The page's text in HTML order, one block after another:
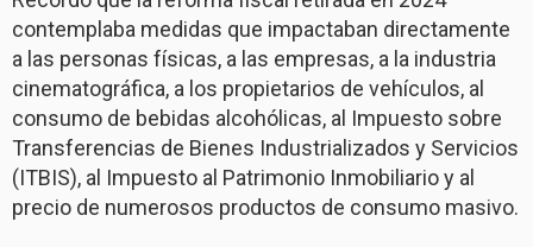
contemplaba medidas que impactaban directamente
a las personas físicas, a las empresas, a la industria
cinematográfica, a los propietarios de vehículos, al
consumo de bebidas alcohólicas, al Impuesto sobre
Transferencias de Bienes Industrializados y Servicios
(ITBIS), al Impuesto al Patrimonio Inmobiliario y al
precio de numerosos productos de consumo masivo.